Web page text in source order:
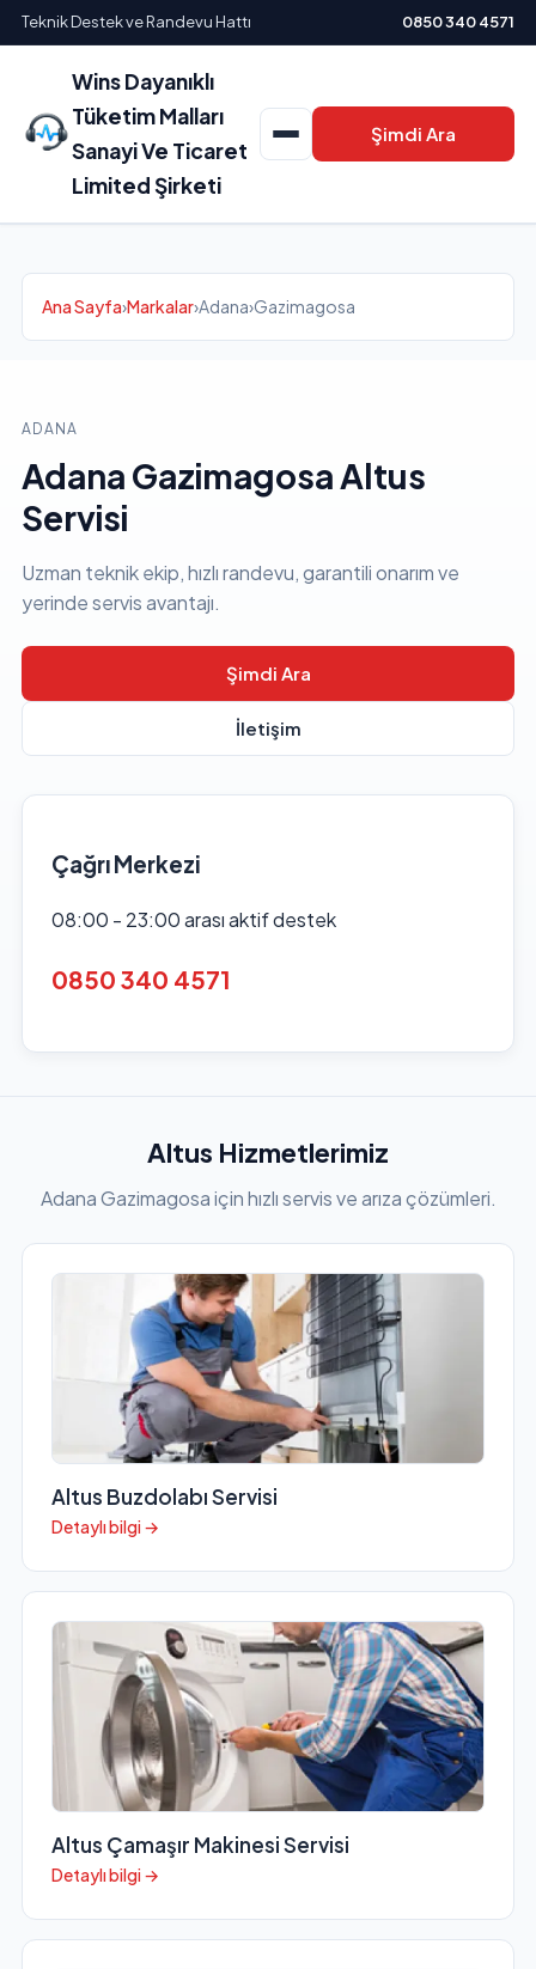
Teknik Destek ve Randevu Hattı 0850 340 4571
Wins Dayanıklı
Tüketim Malları
Sanayi Ve Ticaret
Limited Şirketi
Şimdi Ara
Ana Sayfa›Markalar›Adana›Gazimagosa
ADANA
Adana Gazimagosa Altus
Servisi
Uzman teknik ekip, hızlı randevu, garantili onarım ve
yerinde servis avantajı.
Şimdi Ara
İletişim
Çağrı Merkezi
08:00 - 23:00 arası aktif destek
0850 340 4571
Altus Hizmetlerimiz
Adana Gazimagosa için hızlı servis ve arıza çözümleri.
Altus Buzdolabı Servisi
Detaylı bilgi →
Altus Çamaşır Makinesi Servisi
Detaylı bilgi →